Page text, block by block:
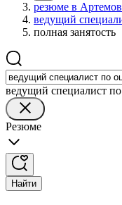
резюме в
ведущий
полная занятость
ведущий специалист
Резюме
Найти